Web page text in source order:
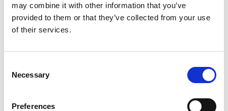
may combine it with other information that you’ve
provided to them or that they’ve collected from your use
of their services.
Selection
Necessary
Preferences